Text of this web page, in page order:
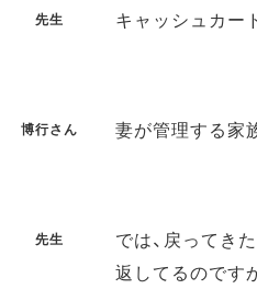
先生 キャッシュカー
博行さん 妻が管理する家
先生
では、戻ってき
返してるのです